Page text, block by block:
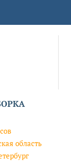
область